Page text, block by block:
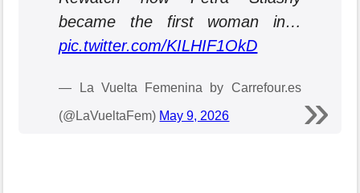
became the first woman in…
pic.twitter.com/KILHIF1OkD
— La Vuelta Femenina by Carrefour.es
(@LaVueltaFem) May 9, 2026